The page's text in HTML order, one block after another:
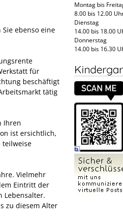
ebenso eine
für
beschäftigt
tätig
Ihren
ist ersichtlich,
teilweise
Vielmehr
Eintritt der
Lebensalter.
zu diesem Alter
Montag bis
8.00 bis 12.00
14.00 bis 18.00
Donnerstag
14.00 bis 16.30